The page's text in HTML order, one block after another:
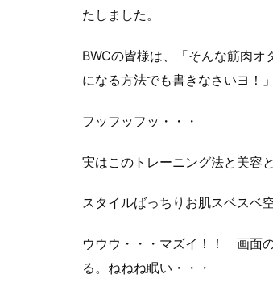
たしました。
BWCの皆様は、「そんな筋肉
になる方法でも書きなさいヨ！
フッフッフッ・・・
実はこのトレーニング法と美容
スタイルばっちりお肌スベスベ
ウウウ・・・マズイ！！ 画面
る。ねねね眠い・・・